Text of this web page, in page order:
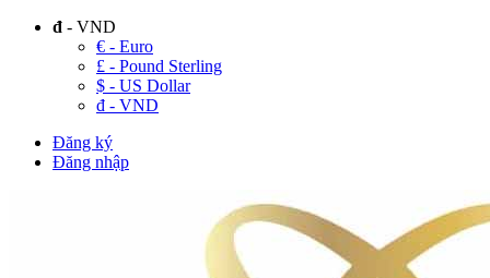
đ - VND
€ - Euro
£ - Pound Sterling
$ - US Dollar
đ - VND
Đăng ký
Đăng nhập